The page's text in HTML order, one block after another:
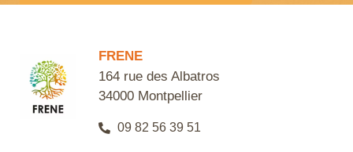
FRENE
164 rue des Albatros
34000 Montpellier
09 82 56 39 51